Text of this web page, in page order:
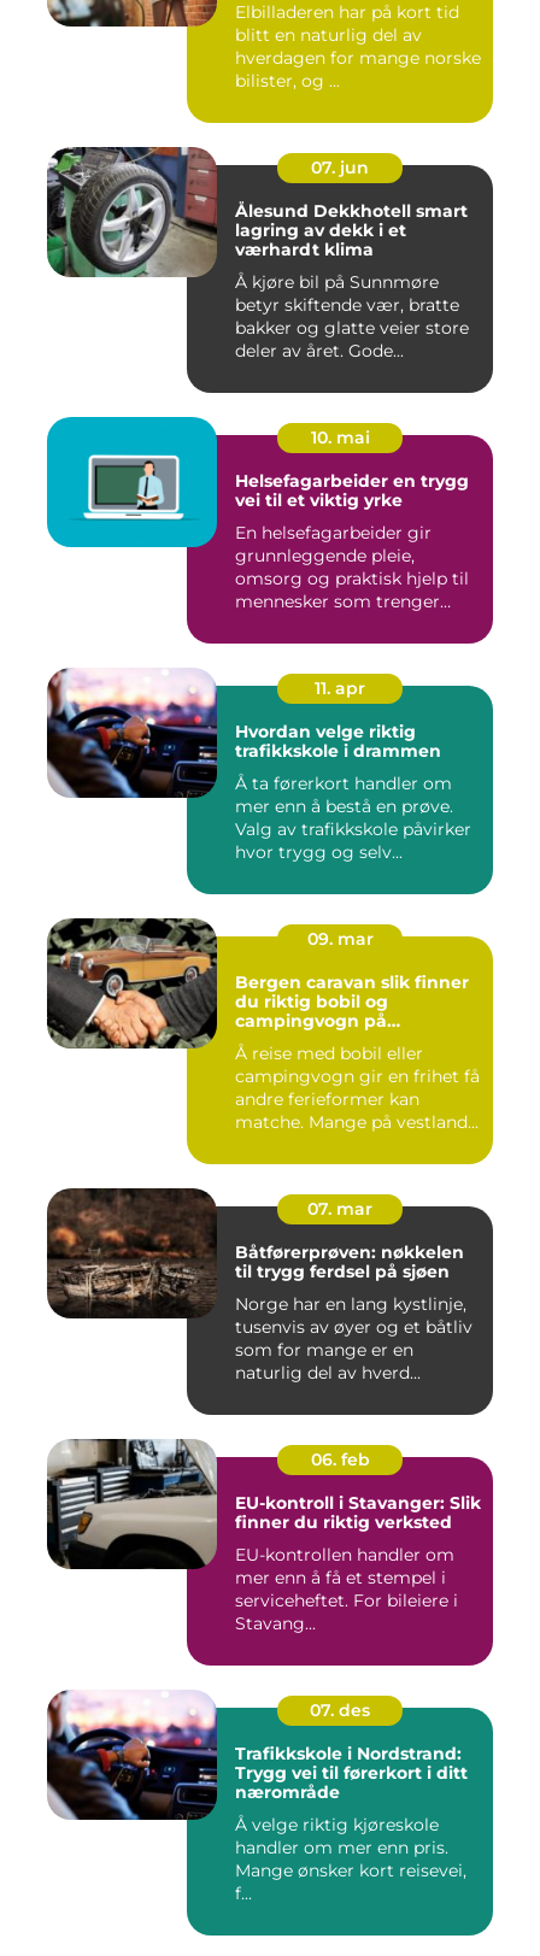
Elbilladeren har på kort tid
blitt en naturlig del av
hverdagen for mange norske
bilister, og ...
07. jun
Ålesund Dekkhotell smart
lagring av dekk i et
værhardt klima
Å kjøre bil på Sunnmøre
betyr skiftende vær, bratte
bakker og glatte veier store
deler av året. Gode...
10. mai
Helsefagarbeider en trygg
vei til et viktig yrke
En helsefagarbeider gir
grunnleggende pleie,
omsorg og praktisk hjelp til
mennesker som trenger
11. apr
Hvordan velge riktig
trafikkskole i drammen
Å ta førerkort handler om
mer enn å bestå en prøve.
Valg av trafikkskole påvirker
hvor trygg og selv...
09. mar
Bergen caravan slik finner
du riktig bobil og
campingvogn på
vestlandet
Å reise med bobil eller
campingvogn gir en frihet få
andre ferieformer kan
matche. Mange på vestland...
07. mar
Båtførerprøven: nøkkelen
til trygg ferdsel på sjøen
Norge har en lang kystlinje,
tusenvis av øyer og et båtliv
som for mange er en
naturlig del av hverd...
06. feb
EU-kontroll i Stavanger: Slik
finner du riktig verksted
EU-kontrollen handler om
mer enn å få et stempel i
serviceheftet. For bileiere i
Stavang...
07. des
Trafikkskole i Nordstrand:
Trygg vei til førerkort i ditt
nærområde
Å velge riktig kjøreskole
handler om mer enn pris.
Mange ønsker kort reisevei,
f...